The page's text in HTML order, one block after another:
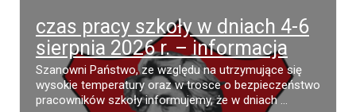
czas pracy szkoły w dniach 4-6
sierpnia 2026 r. – informacja
Szanowni Państwo, ze względu na utrzymujące się
wysokie temperatury oraz w trosce o bezpieczeństwo
pracowników szkoły informujemy, że w dniach ...